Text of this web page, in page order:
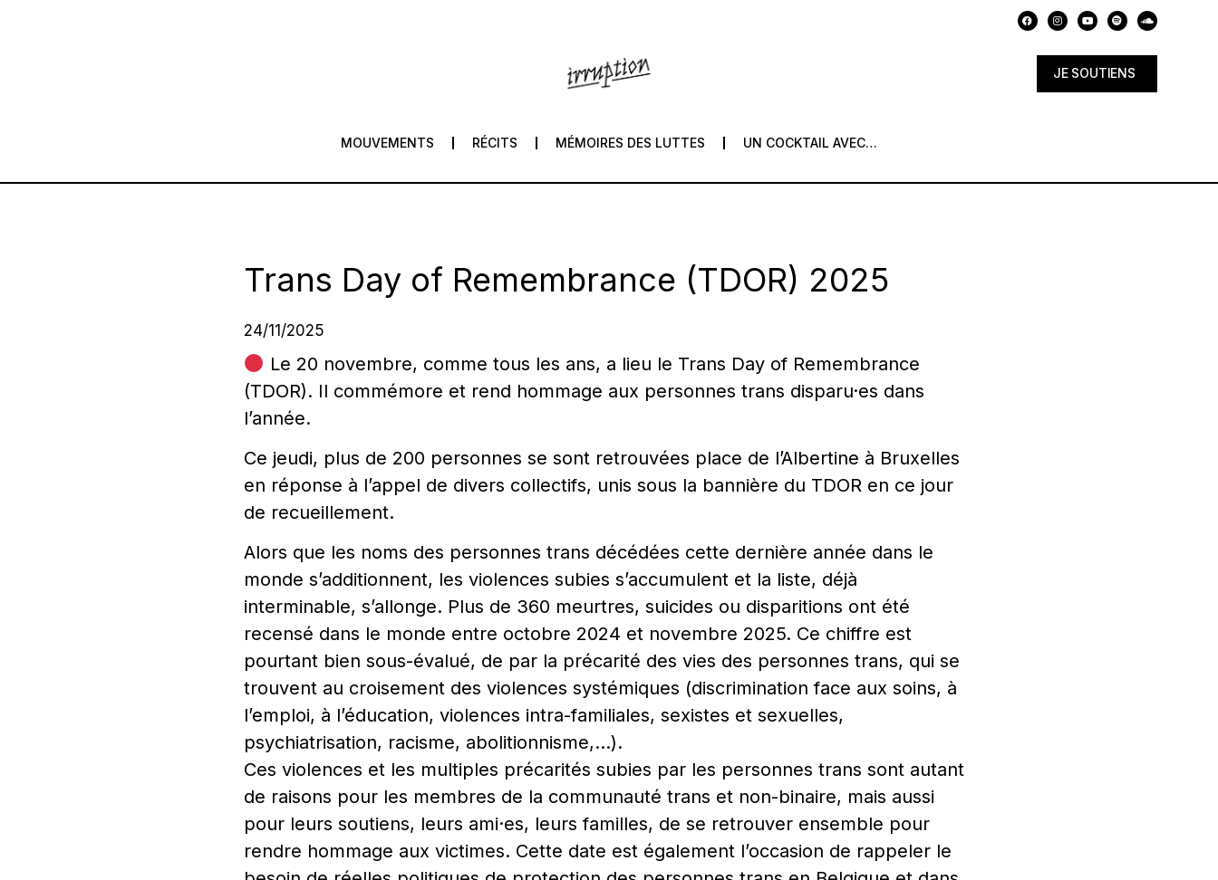
JE SOUTIENS
MOUVEMENTS RÉCITS MÉMOIRES DES LUTTES UN COCKTAIL AVEC…
Trans Day of Remembrance (TDOR) 2025
24/11/2025
Le 20 novembre, comme tous les ans, a lieu le Trans Day of Remembrance
(TDOR). Il commémore et rend hommage aux personnes trans disparu·es dans
l’année.
Ce jeudi, plus de 200 personnes se sont retrouvées place de l’Albertine à Bruxelles
en réponse à l’appel de divers collectifs, unis sous la bannière du TDOR en ce jour
de recueillement.
Alors que les noms des personnes trans décédées cette dernière année dans le
monde s’additionnent, les violences subies s’accumulent et la liste, déjà
interminable, s’allonge. Plus de 360 meurtres, suicides ou disparitions ont été
recensé dans le monde entre octobre 2024 et novembre 2025. Ce chiffre est
pourtant bien sous-évalué, de par la précarité des vies des personnes trans, qui se
trouvent au croisement des violences systémiques (discrimination face aux soins, à
l’emploi, à l’éducation, violences intra-familiales, sexistes et sexuelles,
psychiatrisation, racisme, abolitionnisme,…).
Ces violences et les multiples précarités subies par les personnes trans sont autant
de raisons pour les membres de la communauté trans et non-binaire, mais aussi
pour leurs soutiens, leurs ami·es, leurs familles, de se retrouver ensemble pour
rendre hommage aux victimes. Cette date est également l’occasion de rappeler le